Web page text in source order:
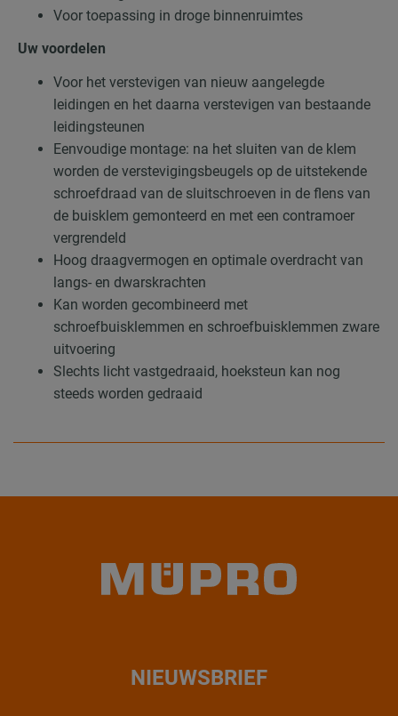
Voor toepassing in droge binnenruimtes
Uw voordelen
Voor het verstevigen van nieuw aangelegde
leidingen en het daarna verstevigen van bestaande
leidingsteunen
Eenvoudige montage: na het sluiten van de klem
worden de verstevigingsbeugels op de uitstekende
schroefdraad van de sluitschroeven in de flens van
de buisklem gemonteerd en met een contramoer
vergrendeld
Hoog draagvermogen en optimale overdracht van
langs- en dwarskrachten
Kan worden gecombineerd met
schroefbuisklemmen en schroefbuisklemmen zware
uitvoering
Slechts licht vastgedraaid, hoeksteun kan nog
steeds worden gedraaid
NIEUWSBRIEF